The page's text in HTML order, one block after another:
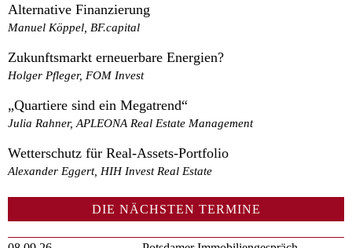
Alternative Finanzierung
Manuel Köppel, BF.capital
Zukunftsmarkt erneuerbare Energien?
Holger Pfleger, FOM Invest
„Quartiere sind ein Megatrend“
Julia Rahner, APLEONA Real Estate Management
Wetterschutz für Real-Assets-Portfolio
Alexander Eggert, HIH Invest Real Estate
DIE NÄCHSTEN TERMINE